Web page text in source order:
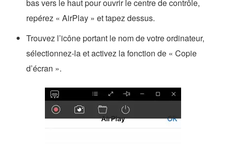
bas vers le haut pour ouvrir le centre de contrôle,
repérez « AirPlay » et tapez dessus.
Trouvez l’icône portant le nom de votre ordinateur,
sélectionnez-la et activez la fonction de « Copie
d’écran ».